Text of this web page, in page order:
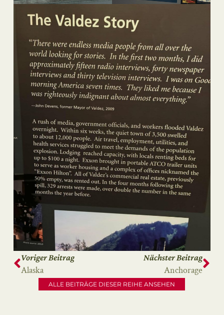
Voriger Beitrag
Alaska
Nächster Beitrag
Anchorage
ALLE BEITRÄGE DIESER REIHE ANSEHEN